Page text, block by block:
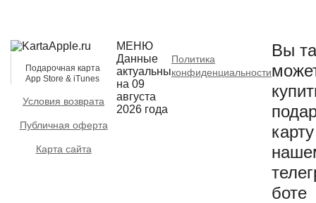
Подарочная карта
App Store & iTunes
Условия возврата
Публичная оферта
Карта сайта
МЕНЮ
Данные
актуальны
на 09
августа
2026 года
Политика
конфиденциальности
Вы
боте